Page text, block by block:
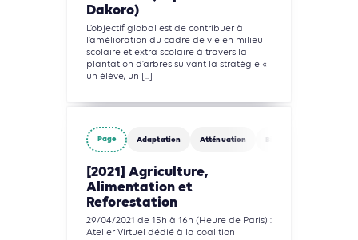
Dakoro)
L’objectif global est de contribuer à
l’amélioration du cadre de vie en milieu
scolaire et extra scolaire à travers la
plantation d’arbres suivant la stratégie «
un élève, un [...]
Page Adaptation Atténuation Biodiversité
[2021] Agriculture,
Alimentation et
Reforestation
29/04/2021 de 15h à 16h (Heure de Paris) :
Atelier Virtuel dédié à la coalition